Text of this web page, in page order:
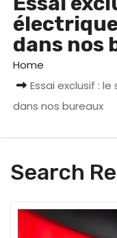
dans nos
Home
Essai exclusif :
dans nos bureaux
Search